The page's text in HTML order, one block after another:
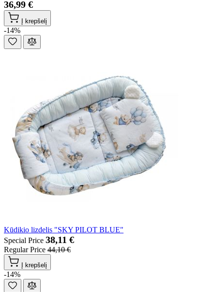
36,99 €
Į krepšelį
-14%
Kūdikio lizdelis "SKY PILOT BLUE"
Special Price 38,11 €
Regular Price 44,10 €
Į krepšelį
-14%